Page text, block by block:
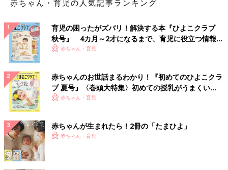
赤ちゃん・育児の人気記事ランキング
育児の困ったがズバリ！解決する本『ひよこクラブ
秋号』 4カ月～2才になるまで、育児に役立つ情報が
いっぱい！
赤ちゃん・育児
赤ちゃんのお世話まるわかり！『初めてのひよこクラ
ブ 夏号』〈巻頭大特集〉初めての授乳がうまくい
く！ おっぱい・ミルクの基本と夏のトラブル 解決テ
赤ちゃん・育児
赤ちゃんが生まれたら！2冊の「たまひよ」
赤ちゃん・育児